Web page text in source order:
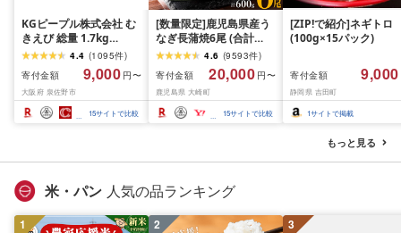
KGピープル株式会社 む
きえび 総量 1.7kg
(850g×2P) 特大 5Lサイ
ズ バナメイエビ バラ凍
結 下処理不要 サイズ不
揃い 訳あり
4.4 (1095件)
寄付金額
9,000 円〜
大阪府 泉佐野市
15サイトで比較
[数量限定]鹿児島県産う
なぎ長蒲焼6尾 (合計
600g以上)4.6 (9593件)
寄付金額
20,000 円〜
鹿児島県 大崎町
15サイトで比較
[ZIP!で紹介]ネギトロ
(100g×15パック)
寄付金額 9,000
静岡県 吉田町
1サイトで掲載
もっと見る
米・パン 人気の品ランキング
1 2 3